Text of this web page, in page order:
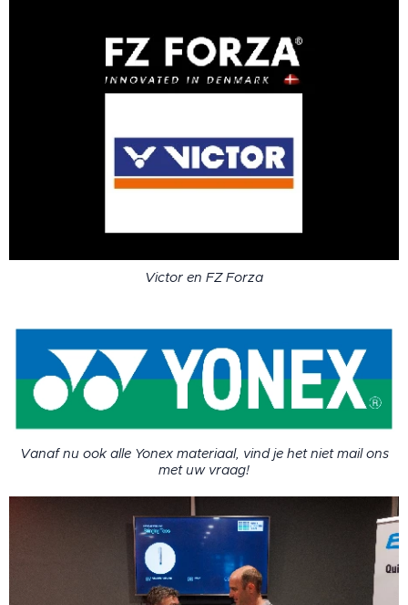
Victor en FZ Forza
Vanaf nu ook alle Yonex materiaal, vind je het niet mail ons
met uw vraag!